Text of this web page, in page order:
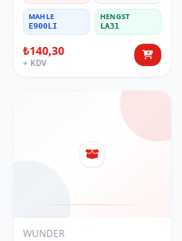
MAHLE
E900LI
HENGST
LA31
₺140,30
+ KDV
WUNDER